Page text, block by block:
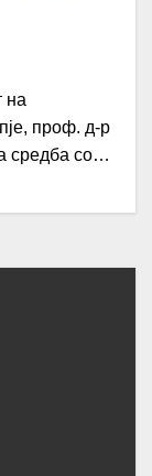
на
проф. д-р
средба со…